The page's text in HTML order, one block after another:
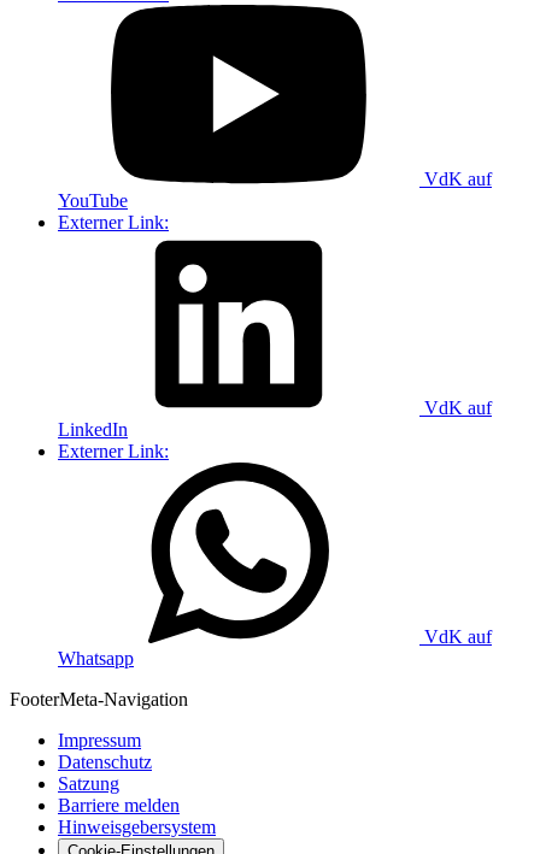
VdK auf
YouTube
Externer Link:
VdK auf
LinkedIn
Externer Link:
VdK auf
Whatsapp
FooterMeta-Navigation
Impressum
Datenschutz
Satzung
Barriere melden
Hinweisgebersystem